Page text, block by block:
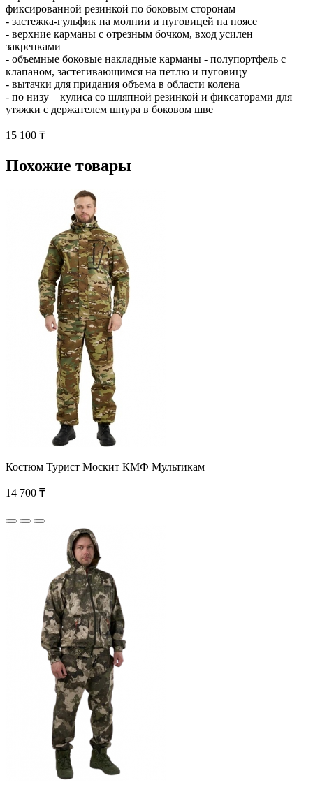
фиксированной резинкой по боковым сторонам
- застежка-гульфик на молнии и пуговицей на поясе
- верхние карманы с отрезным бочком, вход усилен
закрепками
- объемные боковые накладные карманы - полупортфель с
клапаном, застегивающимся на петлю и пуговицу
- вытачки для придания объема в области колена
- по низу – кулиса со шляпной резинкой и фиксаторами для
утяжки с держателем шнура в боковом шве
15 100 ₸
Похожие товары
Костюм Турист Москит КМФ Мультикам
14 700 ₸